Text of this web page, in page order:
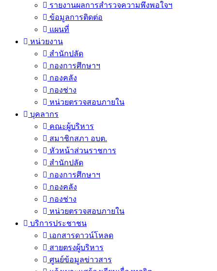
รายงานผลการสำรวจความพึงพอใจฯ
ข้อมูลการติดต่อ
แผนที่
หน่วยงาน
สำนักปลัด
กองการศึกษาฯ
กองคลัง
กองช่าง
หน่วยตรวจสอบภายใน
บุคลากร
คณะผู้บริหาร
สมาชิกสภา อบต.
หัวหน้าส่วนราชการ
สำนักปลัด
กองการศึกษาฯ
กองคลัง
กองช่าง
หน่วยตรวจสอบภายใน
บริการประชาชน
เอกสารดาวน์โหลด
สายตรงผู้บริหาร
ศูนย์ข้อมูลข่าวสาร